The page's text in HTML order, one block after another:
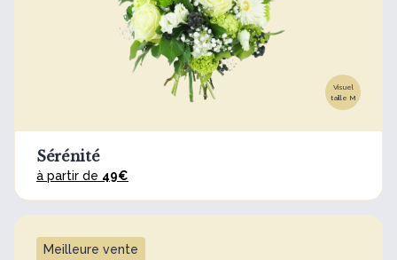
Visuel
taille M
Sérénité
à partir de 49€
Meilleure vente